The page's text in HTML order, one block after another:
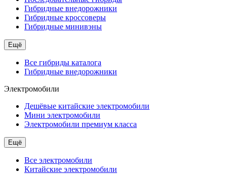
Гибридные внедорожники
Гибридные кроссоверы
Гибридные минивэны
Ещё
Все гибриды каталога
Гибридные внедорожники
Электромобили
Дешёвые китайские электромобили
Мини электромобили
Электромобили премиум класса
Ещё
Все электромобили
Китайские электромобили